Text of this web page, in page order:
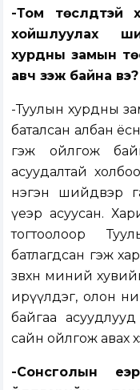
-Том төслүүдтэй
хойшлуулах
хурдны замын
авч үзэж байна вэ?
-Туулын хурдны
баталсан албан
гэж ойлгож
асуудалтай
нэгэн шийдвэр
үеэр асуусан.
тогтоолоор
батлагдсан гэж
зөвхөн миний
ирүүлдэг, олон
байгаа
сайн ойлгож авах
-Сонсголын